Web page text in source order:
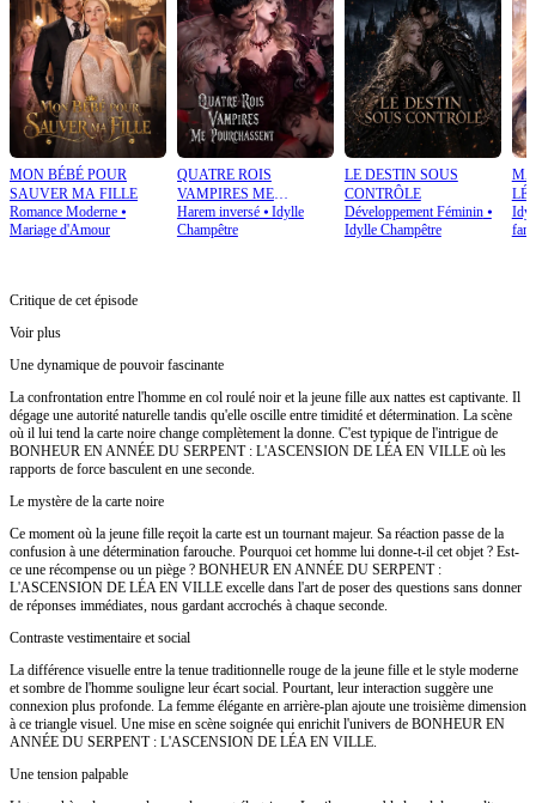
MON BÉBÉ POUR
SAUVER MA FILLE
Romance Moderne ⦁
Mariage d'Amour
QUATRE ROIS
VAMPIRES ME
POURCHASSENT
Harem inversé⦁ Idylle
Champêtre
LE DESTIN SOUS
CONTRÔLE
Développement Féminin⦁
Idylle Champêtre
Critique de cet épisode
Voir plus
Une dynamique de pouvoir fascinante
La confrontation entre l'homme en col roulé noir et la jeune fille aux nattes est captivante. Il
dégage une autorité naturelle tandis qu'elle oscille entre timidité et détermination. La scène
où il lui tend la carte noire change complètement la donne. C'est typique de l'intrigue de
BONHEUR EN ANNÉE DU SERPENT : L'ASCENSION DE LÉA EN VILLE où les
rapports de force basculent en une seconde.
Le mystère de la carte noire
Ce moment où la jeune fille reçoit la carte est un tournant majeur. Sa réaction passe de la
confusion à une détermination farouche. Pourquoi cet homme lui donne-t-il cet objet ? Est-
ce une récompense ou un piège ? BONHEUR EN ANNÉE DU SERPENT :
L'ASCENSION DE LÉA EN VILLE excelle dans l'art de poser des questions sans donner
de réponses immédiates, nous gardant accrochés à chaque seconde.
Contraste vestimentaire et social
La différence visuelle entre la tenue traditionnelle rouge de la jeune fille et le style moderne
et sombre de l'homme souligne leur écart social. Pourtant, leur interaction suggère une
connexion plus profonde. La femme élégante en arrière-plan ajoute une troisième dimension
à ce triangle visuel. Une mise en scène soignée qui enrichit l'univers de BONHEUR EN
ANNÉE DU SERPENT : L'ASCENSION DE LÉA EN VILLE.
Une tension palpable